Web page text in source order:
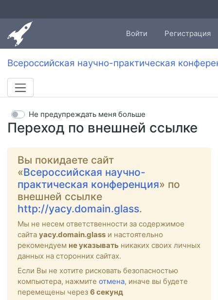
Войти Регистрация
Всероссийская научно-практическая
Переход по внешней ссылке
Не предупреждать меня больше
Вы покидаете сайт
«Всероссийская научно-
практическая конференция» по
внешней ссылке
http://yacy.domain.glass.
Мы не несем ответственности за содержимое
сайта yacy.domain.glass и настоятельно
рекомендуем не указывать никаких своих личных
данных на сторонних сайтах.
Если Вы не хотите рисковать безопасностью
компьютера, нажмите отмена, иначе вы будете
перемещены через 6 секунд